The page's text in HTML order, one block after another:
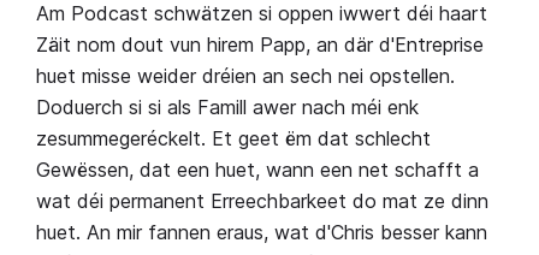
Am Podcast schwätzen si oppen iwwert déi haart
Zäit nom dout vun hirem Papp, an där d'Entreprise
huet misse weider dréien an sech nei opstellen.
Doduerch si si als Famill awer nach méi enk
zesummegeréckelt. Et geet ëm dat schlecht
Gewëssen, dat een huet, wann een net schafft a
wat déi permanent Erreechbarkeet do mat ze dinn
huet. An mir fannen eraus, wat d'Chris besser kann